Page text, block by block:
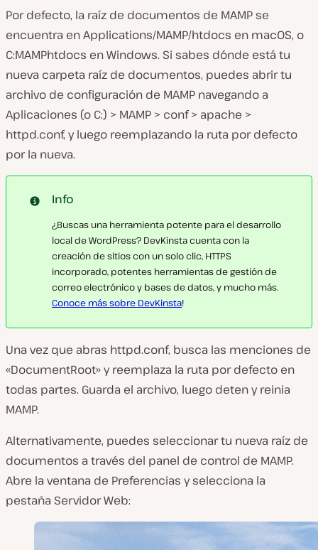
Por defecto, la raíz de documentos de MAMP se
encuentra enApplications/MAMP/htdocs en macOS, o
C:MAMPhtdocs en Windows. Si sabes dónde está tu
nueva carpeta raíz de documentos, puedes abrir tu
archivo de configuración de MAMP navegando a
Aplicaciones (o C:) > MAMP > conf > apache >
httpd.conf,y luego reemplazando la ruta por defecto
por la nueva.
Info
¿Buscas una herramienta potente para el desarrollo
local de WordPress? DevKinsta cuenta con la
creación de sitios con un solo clic, HTTPS
incorporado, potentes herramientas de gestión de
correo electrónico y bases de datos, y mucho más.
Conoce más sobre DevKinsta!
Una vez que abras httpd.conf, busca las menciones de
«DocumentRoot» y reemplaza la ruta por defecto en
todas partes. Guarda el archivo, luego deten y reinia
MAMP.
Alternativamente, puedes seleccionar tu nueva raíz de
documentos a través del panel de control de MAMP.
Abre la ventana de Preferencias y selecciona la
pestaña Servidor Web: